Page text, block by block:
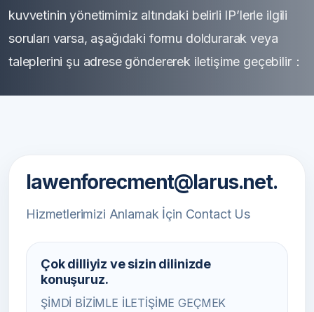
kuvvetinin yönetimimiz altındaki belirli IP’lerle ilgili
soruları varsa, aşağıdaki formu doldurarak veya
taleplerini şu adrese göndererek iletişime geçebilir：
lawenforecment@larus.net.
Hizmetlerimizi Anlamak İçin Contact Us
Çok dilliyiz ve sizin dilinizde
konuşuruz.
ŞİMDİ BİZİMLE İLETİŞİME GEÇMEK